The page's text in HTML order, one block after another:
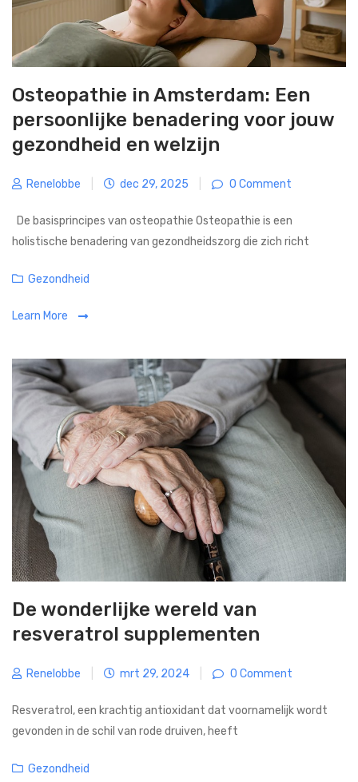
Osteopathie in Amsterdam: Een
persoonlijke benadering voor jouw
gezondheid en welzijn
Renelobbe dec 29, 2025 0 Comment
De basisprincipes van osteopathie Osteopathie is een
holistische benadering van gezondheidszorg die zich richt
Categories
Gezondheid
Learn More
De wonderlijke wereld van
resveratrol supplementen
Renelobbe mrt 29, 2024 0 Comment
Resveratrol, een krachtig antioxidant dat voornamelijk wordt
gevonden in de schil van rode druiven, heeft
Categories
Gezondheid